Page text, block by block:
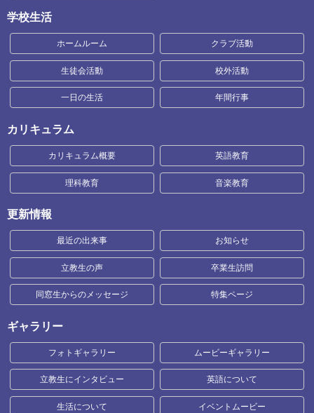
学校生活
ホームルーム クラブ活動
生徒会活動 校外活動
一日の生活 年間行事
カリキュラム
カリキュラム概要 英語教育
理科教育 音楽教育
更新情報
最近の出来事 お知らせ
立教生の声 卒業生訪問
同窓生からのメッセージ 特集ページ
ギャラリー
フォトギャラリー ムービーギャラリー
立教生にインタビュー 英語について
生活について イベントムービー